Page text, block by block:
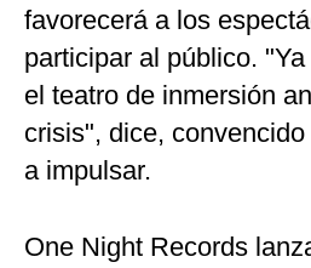
favorecerá a los
participar al público.
el teatro de inmersión
crisis", dice,
a impulsar.
One Night Records